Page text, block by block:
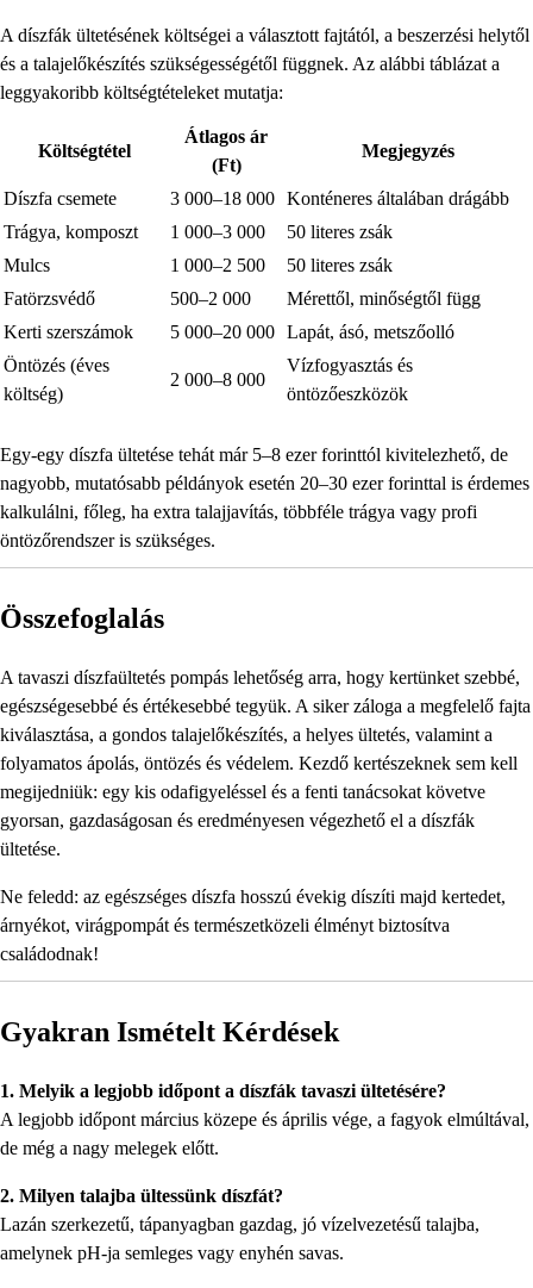
A díszfák ültetésének költségei a választott fajtától, a beszerzési helytől
és a talajelőkészítés szükségességétől függnek. Az alábbi táblázat a
leggyakoribb költségtételeket mutatja:
Költségtétel
Átlagos ár
(Ft)
Megjegyzés
Díszfa csemete 3 000–18 000 Konténeres általában drágább
Trágya, komposzt
1 000–3 000
50 literes zsák
Mulcs
1 000–2 500
50 literes zsák
Fatörzsvédő
500–2 000
Mérettől, minőségtől függ
Kerti szerszámok
5 000–20 000 Lapát, ásó, metszőolló
Öntözés (éves
költség)
2 000–8 000
Vízfogyasztás és
öntözőeszközök
Egy-egy díszfa ültetése tehát már 5–8 ezer forinttól kivitelezhető, de
nagyobb, mutatósabb példányok esetén 20–30 ezer forinttal is érdemes
kalkulálni, főleg, ha extra talajjavítás, többféle trágya vagy profi
öntözőrendszer is szükséges.
Összefoglalás
A tavaszi díszfaültetés pompás lehetőség arra, hogy kertünket szebbé,
egészségesebbé és értékesebbé tegyük. A siker záloga a megfelelő fajta
kiválasztása, a gondos talajelőkészítés, a helyes ültetés, valamint a
folyamatos ápolás, öntözés és védelem. Kezdő kertészeknek sem kell
megijedniük: egy kis odafigyeléssel és a fenti tanácsokat követve
gyorsan, gazdaságosan és eredményesen végezhető el a díszfák
ültetése.
Ne feledd: az egészséges díszfa hosszú évekig díszíti majd kertedet,
árnyékot, virágpompát és természetközeli élményt biztosítva
családodnak!
Gyakran Ismételt Kérdések
1. Melyik a legjobb időpont a díszfák tavaszi ültetésére?
A legjobb időpont március közepe és április vége, a fagyok elmúltával,
de még a nagy melegek előtt.
2. Milyen talajba ültessünk díszfát?
Lazán szerkezetű, tápanyagban gazdag, jó vízelvezetésű talajba,
amelynek pH-ja semleges vagy enyhén savas.